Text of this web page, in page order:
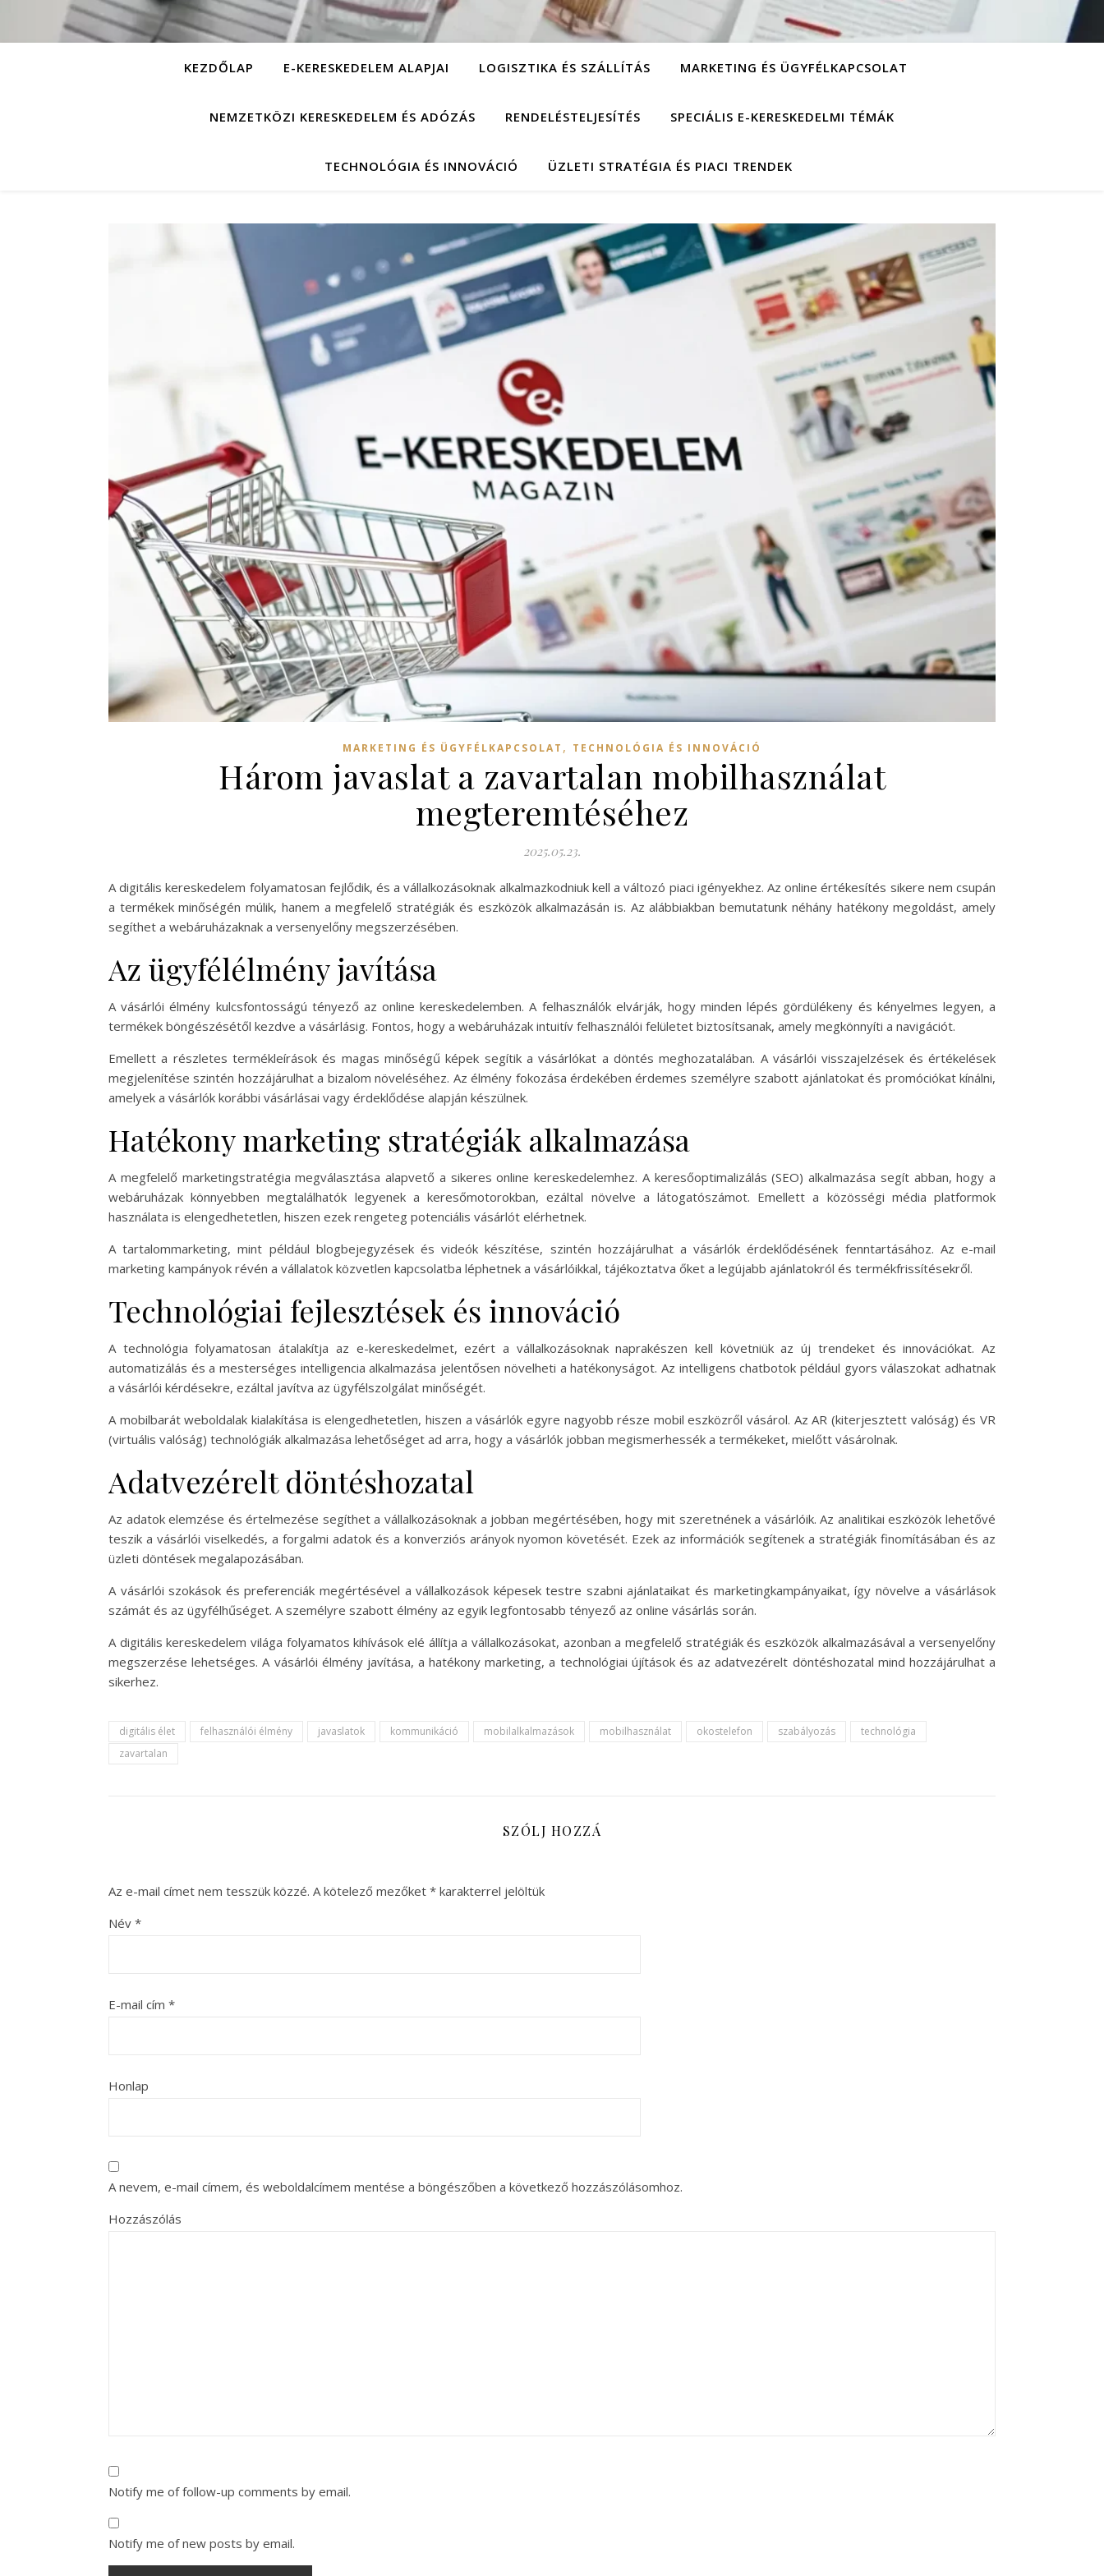
KEZDŐLAP E-KERESKEDELEM ALAPJAI LOGISZTIKA ÉS SZÁLLÍTÁS MARKETING ÉS ÜGYFÉLKAPCSOLAT
NEMZETKÖZI KERESKEDELEM ÉS ADÓZÁS RENDELÉSTELJESÍTÉS SPECIÁLIS E-KERESKEDELMI TÉMÁK
TECHNOLÓGIA ÉS INNOVÁCIÓ ÜZLETI STRATÉGIA ÉS PIACI TRENDEK
MARKETING ÉS ÜGYFÉLKAPCSOLAT , TECHNOLÓGIA ÉS INNOVÁCIÓ
Három javaslat a zavartalan mobilhasználat
megteremtéséhez
2025.05.23.
A digitális kereskedelem folyamatosan fejlődik, és a vállalkozásoknak alkalmazkodniuk kell a változó piaci igényekhez. Az online értékesítés sikere nem csupán
a termékek minőségén múlik, hanem a megfelelő stratégiák és eszközök alkalmazásán is. Az alábbiakban bemutatunk néhány hatékony megoldást, amely
segíthet a webáruházaknak a versenyelőny megszerzésében.
Az ügyfélélmény javítása
A vásárlói élmény kulcsfontosságú tényező az online kereskedelemben. A felhasználók elvárják, hogy minden lépés gördülékeny és kényelmes legyen, a
termékek böngészésétől kezdve a vásárlásig. Fontos, hogy a webáruházak intuitív felhasználói felületet biztosítsanak, amely megkönnyíti a navigációt.
Emellett a részletes termékleírások és magas minőségű képek segítik a vásárlókat a döntés meghozatalában. A vásárlói visszajelzések és értékelések
megjelenítése szintén hozzájárulhat a bizalom növeléséhez. Az élmény fokozása érdekében érdemes személyre szabott ajánlatokat és promóciókat kínálni,
amelyek a vásárlók korábbi vásárlásai vagy érdeklődése alapján készülnek.
Hatékony marketing stratégiák alkalmazása
A megfelelő marketingstratégia megválasztása alapvető a sikeres online kereskedelemhez. A keresőoptimalizálás (SEO) alkalmazása segít abban, hogy a
webáruházak könnyebben megtalálhatók legyenek a keresőmotorokban, ezáltal növelve a látogatószámot. Emellett a közösségi média platformok
használata is elengedhetetlen, hiszen ezek rengeteg potenciális vásárlót elérhetnek.
A tartalommarketing, mint például blogbejegyzések és videók készítése, szintén hozzájárulhat a vásárlók érdeklődésének fenntartásához. Az e-mail
marketing kampányok révén a vállalatok közvetlen kapcsolatba léphetnek a vásárlóikkal, tájékoztatva őket a legújabb ajánlatokról és termékfrissítésekről.
Technológiai fejlesztések és innováció
A technológia folyamatosan átalakítja az e-kereskedelmet, ezért a vállalkozásoknak naprakészen kell követniük az új trendeket és innovációkat. Az
automatizálás és a mesterséges intelligencia alkalmazása jelentősen növelheti a hatékonyságot. Az intelligens chatbotok például gyors válaszokat adhatnak
a vásárlói kérdésekre, ezáltal javítva az ügyfélszolgálat minőségét.
A mobilbarát weboldalak kialakítása is elengedhetetlen, hiszen a vásárlók egyre nagyobb része mobil eszközről vásárol. Az AR (kiterjesztett valóság) és VR
(virtuális valóság) technológiák alkalmazása lehetőséget ad arra, hogy a vásárlók jobban megismerhessék a termékeket, mielőtt vásárolnak.
Adatvezérelt döntéshozatal
Az adatok elemzése és értelmezése segíthet a vállalkozásoknak a jobban megértésében, hogy mit szeretnének a vásárlóik. Az analitikai eszközök lehetővé
teszik a vásárlói viselkedés, a forgalmi adatok és a konverziós arányok nyomon követését. Ezek az információk segítenek a stratégiák finomításában és az
üzleti döntések megalapozásában.
A vásárlói szokások és preferenciák megértésével a vállalkozások képesek testre szabni ajánlataikat és marketingkampányaikat, így növelve a vásárlások
számát és az ügyfélhűséget. A személyre szabott élmény az egyik legfontosabb tényező az online vásárlás során.
A digitális kereskedelem világa folyamatos kihívások elé állítja a vállalkozásokat, azonban a megfelelő stratégiák és eszközök alkalmazásával a versenyelőny
megszerzése lehetséges. A vásárlói élmény javítása, a hatékony marketing, a technológiai újítások és az adatvezérelt döntéshozatal mind hozzájárulhat a
sikerhez.
digitális élet felhasználói élmény javaslatok kommunikáció mobilalkalmazások mobilhasználat okostelefon szabályozás
technológia
zavartalan
SZÓLJ HOZZÁ
Az e-mail címet nem tesszük közzé. A kötelező mezőket * karakterrel jelöltük
Név *
E-mail cím *
Honlap
A nevem, e-mail címem, és weboldalcímem mentése a böngészőben a következő hozzászólásomhoz.
Hozzászólás
Notify me of follow-up comments by email.
Notify me of new posts by email.